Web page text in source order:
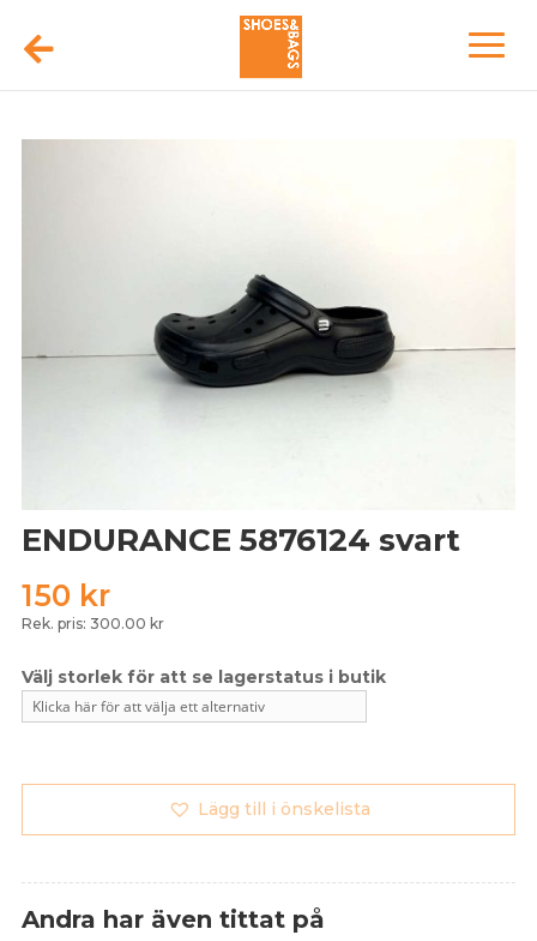
ENDURANCE 5876124 svart
150 kr
Rek. pris: 300.00 kr
Lägg till i önskelista
Andra har även tittat på